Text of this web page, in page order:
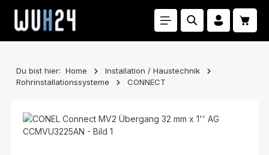
Zum Hauptinhalt springen
Du bist hier: Home
Installation / Haustechnik
Rohrinstallationssysteme
CONNECT